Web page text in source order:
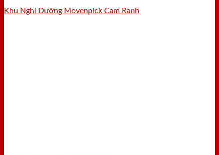
Khu Nghỉ Dưỡng Movenpick Cam Ranh